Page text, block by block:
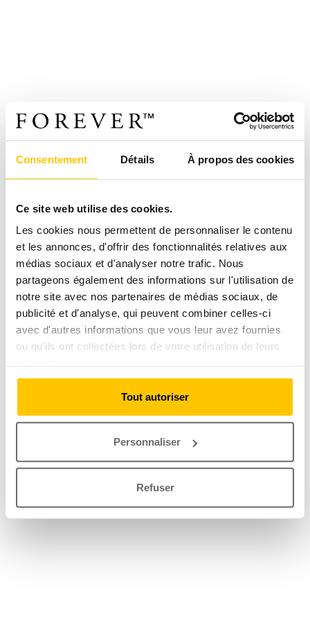
Consentement Détails À propos des cookies
Ce site web utilise des cookies.
Les cookies nous permettent de personnaliser le contenu
et les annonces, d'offrir des fonctionnalités relatives aux
médias sociaux et d'analyser notre trafic. Nous
partageons également des informations sur l'utilisation de
notre site avec nos partenaires de médias sociaux, de
publicité et d'analyse, qui peuvent combiner celles-ci
avec d'autres informations que vous leur avez fournies
ou qu'ils ont collectées lors de votre utilisation de leurs
Tout autoriser
Personnaliser
Refuser